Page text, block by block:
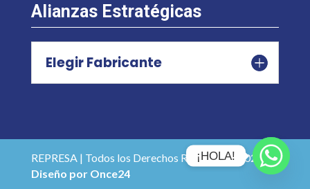
Alianzas Estratégicas
Elegir Fabricante
REPRESA | Todos los Derechos Reservados 2026 |
Diseño por Once24
¡HOLA!